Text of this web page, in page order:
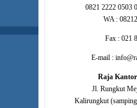
0821 2222 0503
WA :
Fax : 021
E-mail :
Raja
Jl. Rungkut
Kalirungkut